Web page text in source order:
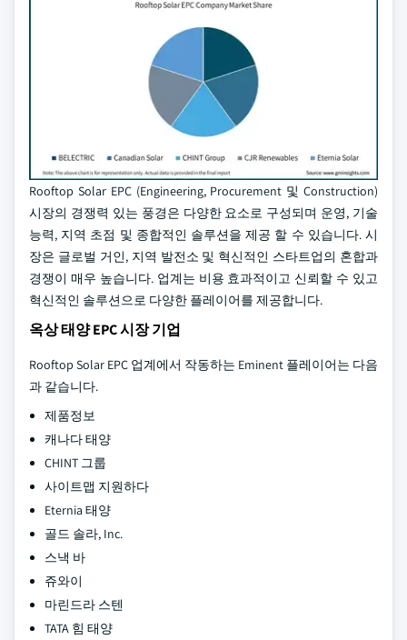
Rooftop Solar EPC (Engineering, Procurement 및 Construction)
시장의 경쟁력 있는 풍경은 다양한 요소로 구성되며 운영, 기술
능력, 지역 초점 및 종합적인 솔루션을 제공 할 수 있습니다. 시
장은 글로벌 거인, 지역 발전소 및 혁신적인 스타트업의 혼합과
경쟁이 매우 높습니다. 업계는 비용 효과적이고 신뢰할 수 있고
혁신적인 솔루션으로 다양한 플레이어를 제공합니다.
옥상 태양 EPC 시장 기업
Rooftop Solar EPC 업계에서 작동하는 Eminent 플레이어는 다음
과 같습니다.
제품정보
캐나다 태양
CHINT 그룹
사이트맵 지원하다
Eternia 태양
골드 솔라, Inc.
스낵 바
쥬와이
마린드라 스텐
TATA 힘 태양